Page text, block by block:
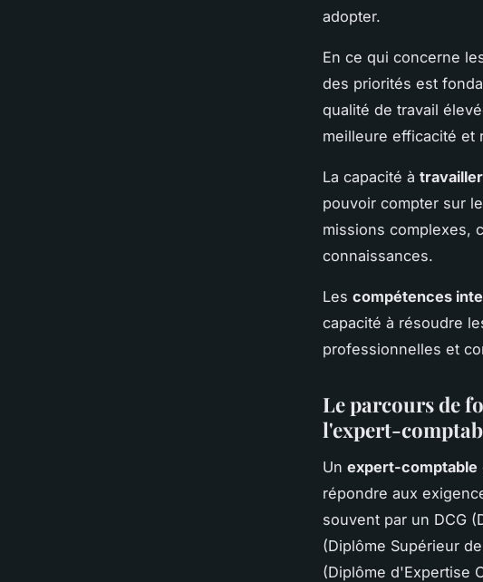
adopter.
En ce qui concerne
des priorités est
qualité de travail
meilleure efficacité et
La capacité à
pouvoir compter sur
missions complexes,
connaissances.
Les compétences
capacité à résoudre
professionnelles et
Le parcours de
l'expert-
Un expert-comptable
répondre aux
souvent par un DCG
(Diplôme Supérieur
(Diplôme d'Expertise